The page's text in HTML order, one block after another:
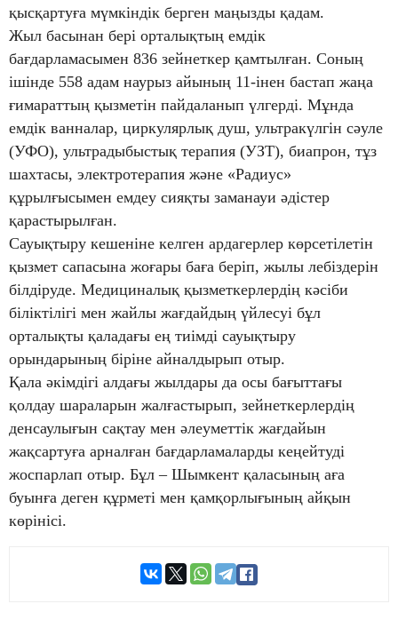
қысқартуға мүмкіндік берген маңызды қадам.
Жыл басынан бері орталықтың емдік
бағдарламасымен 836 зейнеткер қамтылған. Соның
ішінде 558 адам наурыз айының 11-інен бастап жаңа
ғимараттың қызметін пайдаланып үлгерді. Мұнда
емдік ванналар, циркулярлық душ, ультракүлгін сәуле
(УФО), ультрадыбыстық терапия (УЗТ), биапрон, тұз
шахтасы, электротерапия және «Радиус»
құрылғысымен емдеу сияқты заманауи әдістер
қарастырылған.
Сауықтыру кешеніне келген ардагерлер көрсетілетін
қызмет сапасына жоғары баға беріп, жылы лебіздерін
білдіруде. Медициналық қызметкерлердің кәсіби
біліктілігі мен жайлы жағдайдың үйлесуі бұл
орталықты қаладағы ең тиімді сауықтыру
орындарының біріне айналдырып отыр.
Қала әкімдігі алдағы жылдары да осы бағыттағы
қолдау шараларын жалғастырып, зейнеткерлердің
денсаулығын сақтау мен әлеуметтік жағдайын
жақсартуға арналған бағдарламаларды кеңейтуді
жоспарлап отыр. Бұл – Шымкент қаласының аға
буынға деген құрметі мен қамқорлығының айқын
көрінісі.